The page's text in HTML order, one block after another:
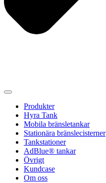
Produkter
Hyra Tank
Mobila bränsletankar
Stationära bränslecisterner
Tankstationer
AdBlue® tankar
Övrigt
Kundcase
Om oss